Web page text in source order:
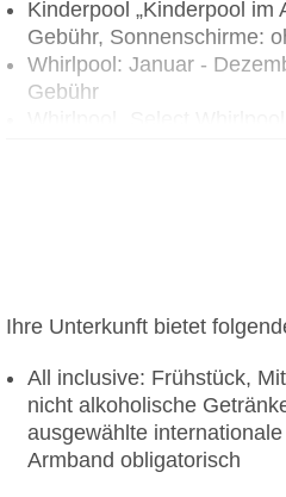
Kinderpool „Kinderpool im
Gebühr, Sonnenschirme:
Whirlpool: Januar -
Gebühr
Zahlungsarten: TUI Card /
Haustiere nicht erlaubt
Parkmöglichkeiten:
Gebäudeanzahl: 16,
Landeskategorie: 5 Sterne
Ihre Unterkunft bietet
All inclusive: Frühstück,
nicht alkoholische
ausgewählte
Armband obligatorisch